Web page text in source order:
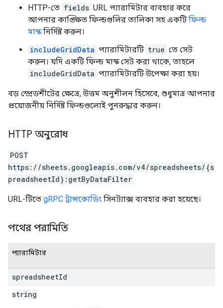
HTTP-তে fields URL প্যারামিটার ব্যবহার করে
আপনার কাঙ্ক্ষিত ফিল্ডগুলির তালিকা সহ একটি ফিল্ড
মাস্কনির্দিষ্ট করুন।
includeGridData প্যারামিটারটি true তে সেট
করুন। যদি একটি ফিল্ড মাস্ক সেট করা থাকে, তাহলে
includeGridData প্যারামিটারটি উপেক্ষা করা হয়।
বড় স্প্রেডশীটের ক্ষেত্রে, উত্তম অনুশীলন হিসেবে, শুধুমাত্র আপনার
প্রয়োজনীয় নির্দিষ্ট ফিল্ডগুলোই পুনরুদ্ধার করুন।
HTTP অনুরোধ
POST
https://sheets.googleapis.com/v4/spreadsheets/{s
preadsheetId}:getByDataFilter
URL-টিতে gRPC ট্রান্সকোডিং সিনট্যাক্স ব্যবহার করা হয়েছে।
পথের পরামিতি
প্যারামিটার
spreadsheetId
string